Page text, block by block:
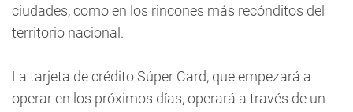
ciudades, como en los rincones más recónditos del
territorio nacional.
La tarjeta de crédito Súper Card, que empezará a
operar en los próximos días, operará a través de un